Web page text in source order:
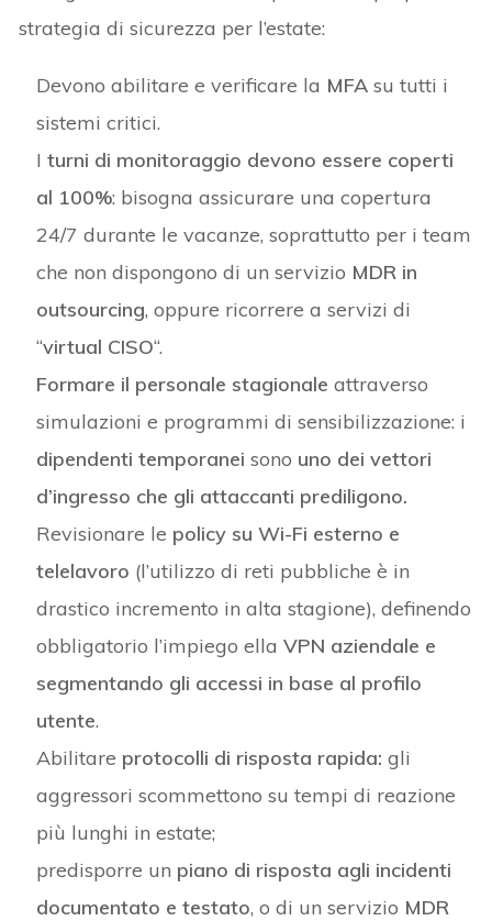
strategia di sicurezza per l’estate:
Devono abilitare e verificare la MFA su tutti i
sistemi critici.
Iturni di monitoraggio devono essere coperti
al 100%: bisogna assicurare una copertura
24/7 durante le vacanze, soprattutto per i team
che non dispongono di un servizio MDR in
outsourcing, oppure ricorrere a servizi di
“virtual CISO“.
Formare il personale stagionaleattraverso
simulazioni e programmi di sensibilizzazione: i
dipendenti temporaneisono uno dei vettori
d’ingresso che gli attaccanti prediligono.
Revisionare le policy su Wi-Fi esterno e
telelavoro (l’utilizzo di reti pubbliche è in
drastico incremento in alta stagione), definendo
obbligatorio l’impiego ellaVPN aziendale e
segmentando gli accessi in base al profilo
utente.
Abilitare protocolli di risposta rapida: gli
aggressori scommettono su tempi di reazione
più lunghi in estate;
predisporre un piano di risposta agli incidenti
documentato e testato, o di un servizio MDR